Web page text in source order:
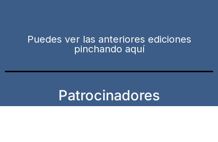
Puedes ver las anteriores ediciones
pinchando aquí
Patrocinadores